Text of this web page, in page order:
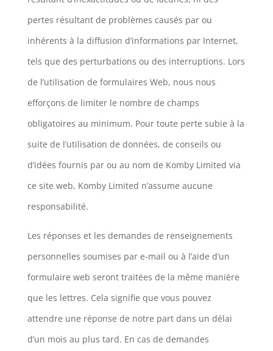
pertes résultant de problèmes causés par ou
inhérents à la diffusion d’informations par Internet,
tels que des perturbations ou des interruptions. Lors
de l’utilisation de formulaires Web, nous nous
efforçons de limiter le nombre de champs
obligatoires au minimum. Pour toute perte subie à la
suite de l’utilisation de données, de conseils ou
d’idées fournis par ou au nom de Komby Limited via
ce site web, Komby Limited n’assume aucune
responsabilité.
Les réponses et les demandes de renseignements
personnelles soumises par e-mail ou à l’aide d’un
formulaire web seront traitées de la même manière
que les lettres. Cela signifie que vous pouvez
attendre une réponse de notre part dans un délai
d’un mois au plus tard. En cas de demandes